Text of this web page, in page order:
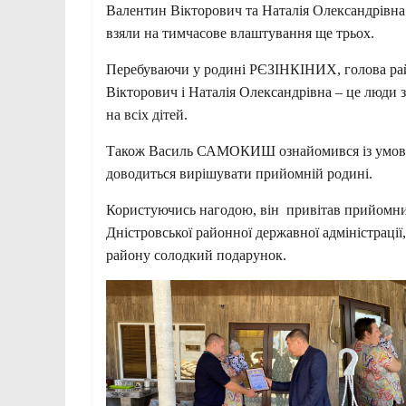
Валентин Вікторович та Наталія
взяли на тимчасове влаштування ще трьох.
Перебуваючи у родині РЄЗІНКІНИХ, голова
Вікторович і Наталія Олександрівна – це
на всіх дітей.
Також Василь САМОКИШ ознайомився із
доводиться вирішувати прийомній родині.
Користуючись нагодою, він привітав
Дністровської районної державної
району солодкий подарунок.